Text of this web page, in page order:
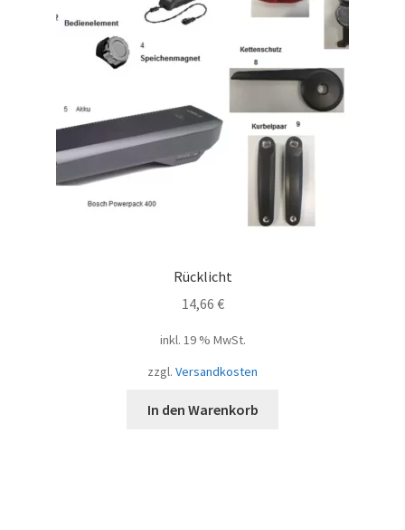
Rücklicht
14,66 €
inkl. 19 % MwSt.
zzgl. Versandkosten
In den Warenkorb